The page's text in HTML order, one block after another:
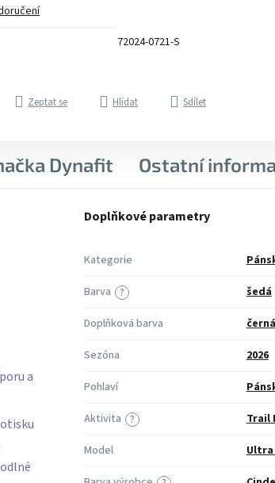
72024-0721-S
Zeptat se Hlídat Sdílet
Dynafit Ostatní
a
Doplňkové parametry
Kategorie
?
Barva
šedá
Doplňková barva
černá
Sezóna
2026
Pohlaví
?
Aktivita
Trail
Model
Ultra